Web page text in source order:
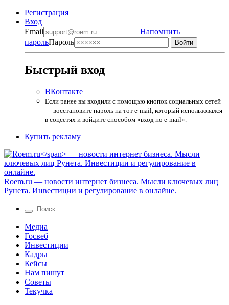
Регистрация
Вход
Email
Напомнить
парольПароль
Быстрый вход
ВКонтакте
Если ранее вы входили с помощью кнопок социальных сетей
— восстановите пароль на тот e-mail, который использовался
в соцсетях и войдите способом «вход по e-mail».
Купить рекламу
Roem.ru — новости интернет бизнеса. Мысли ключевых лиц
Рунета. Инвестиции и регулирование в онлайне.
Медиа
Госвеб
Инвестиции
Кадры
Кейсы
Нам пишут
Советы
Текучка